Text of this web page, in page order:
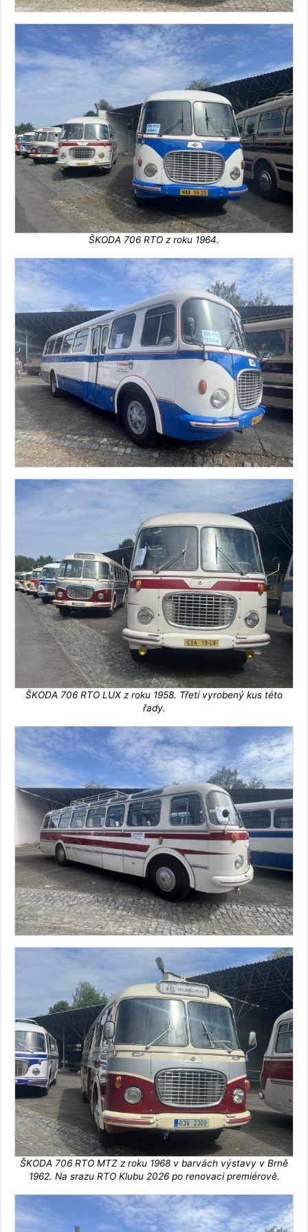
ŠKODA 706 RTO z roku 1964.
ŠKODA 706 RTO LUX z roku 1958. Třetí vyrobený kus této
řady.
ŠKODA 706 RTO MTZ z roku 1968 v barvách výstavy v Brně
1962. Na srazu RTO Klubu 2026 po renovaci premiérově.